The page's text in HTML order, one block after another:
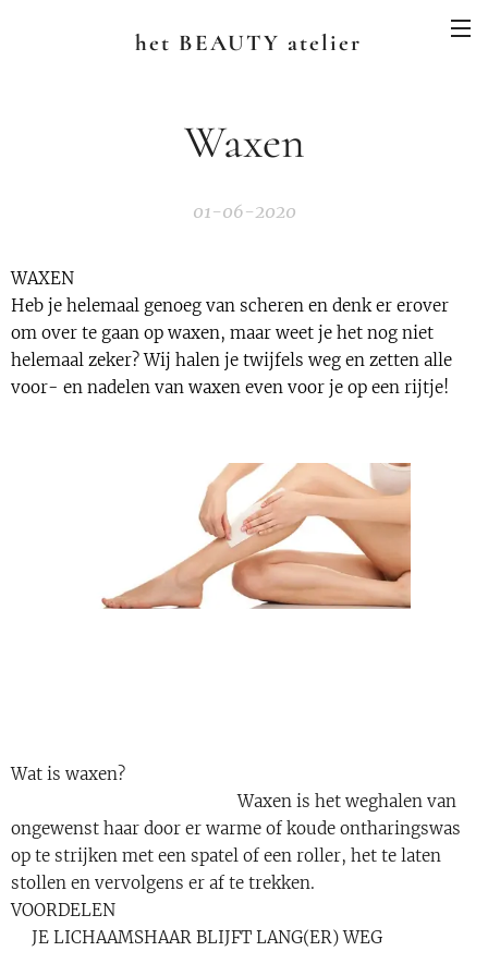
het BEAUTY atelier
Waxen
01-06-2020
WAXEN
Heb je helemaal genoeg van scheren en denk er erover
om over te gaan op waxen, maar weet je het nog niet
helemaal zeker? Wij halen je twijfels weg en zetten alle
voor- en nadelen van waxen even voor je op een rijtje!
Wat is waxen?
Waxen is het weghalen van
ongewenst haar door er warme of koude ontharingswas
op te strijken met een spatel of een roller, het te laten
stollen en vervolgens er af te trekken.
VOORDELEN
❤JE LICHAAMSHAAR BLIJFT LANG(ER) WEG